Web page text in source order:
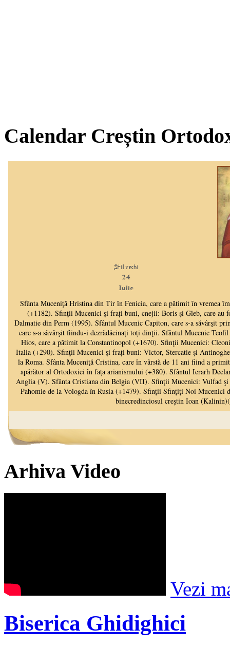
Calendar Creștin
Arhiva Video
Vezi
Biserica Ghidighici